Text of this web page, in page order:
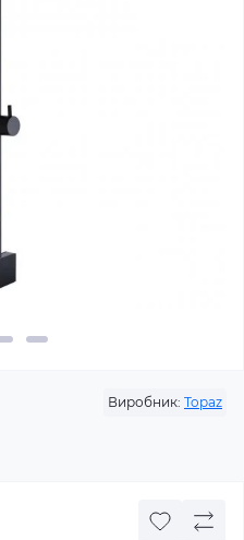
Виробник: Topaz